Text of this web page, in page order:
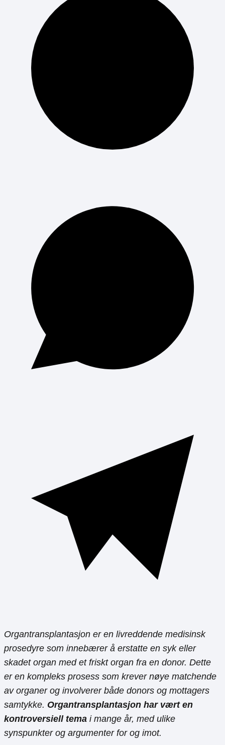
Organtransplantasjon er en livreddende medisinsk
prosedyre som innebærer å erstatte en syk eller
skadet organ med et friskt organ fra en donor. Dette
er en kompleks prosess som krever nøye matchende
av organer og involverer både donors og mottagers
samtykke. Organtransplantasjon har vært en
kontroversiell tema i mange år, med ulike
synspunkter og argumenter for og imot.